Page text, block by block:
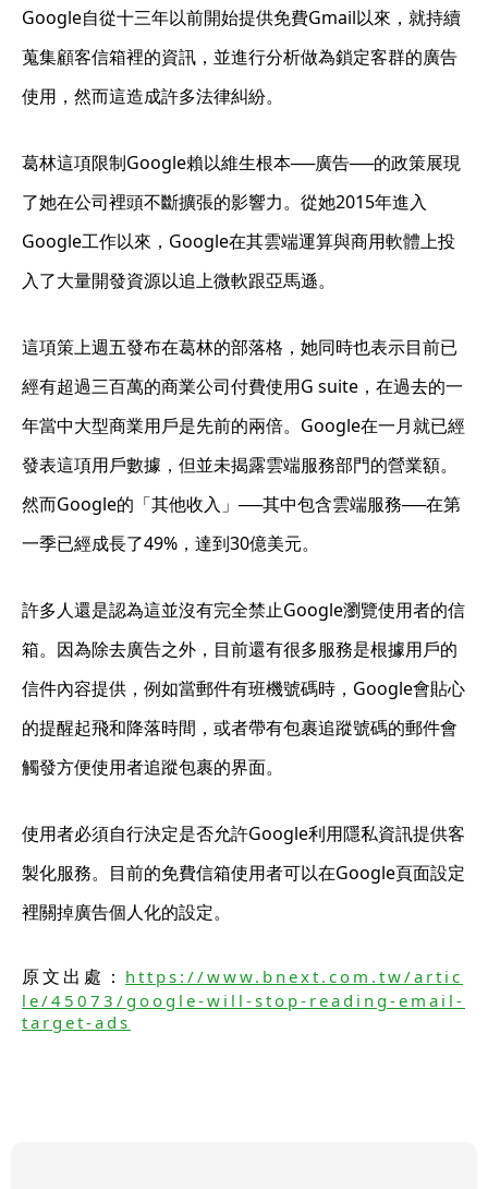
Google自從十三年以前開始提供免費Gmail以來，就持續
蒐集顧客信箱裡的資訊，並進行分析做為鎖定客群的廣告
使用，然而這造成許多法律糾紛。
葛林這項限制Google賴以維生根本──廣告──的政策展現
了她在公司裡頭不斷擴張的影響力。從她2015年進入
Google工作以來，Google在其雲端運算與商用軟體上投
入了大量開發資源以追上微軟跟亞馬遜。
這項策上週五發布在葛林的部落格，她同時也表示目前已
經有超過三百萬的商業公司付費使用G suite，在過去的一
年當中大型商業用戶是先前的兩倍。Google在一月就已經
發表這項用戶數據，但並未揭露雲端服務部門的營業額。
然而Google的「其他收入」──其中包含雲端服務──在第
一季已經成長了49%，達到30億美元。
許多人還是認為這並沒有完全禁止Google瀏覽使用者的信
箱。因為除去廣告之外，目前還有很多服務是根據用戶的
信件內容提供，例如當郵件有班機號碼時，Google會貼心
的提醒起飛和降落時間，或者帶有包裹追蹤號碼的郵件會
觸發方便使用者追蹤包裹的界面。
使用者必須自行決定是否允許Google利用隱私資訊提供客
製化服務。目前的免費信箱使用者可以在Google頁面設定
裡關掉廣告個人化的設定。
原文出處： https://www.bnext.com.tw/artic
le/45073/google-will-stop-reading-email-
target-ads